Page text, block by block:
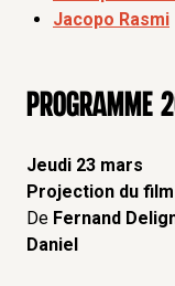
Jacopo Rasmi
PROGRAMME
Jeudi 23 mars
Projection du
De Fernand
Daniel